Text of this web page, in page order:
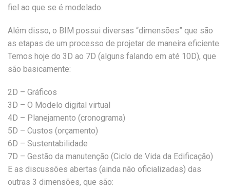
fiel ao que se é modelado.
Além disso, o BIM possui diversas “dimensões” que são
as etapas de um processo de projetar de maneira eficiente.
Temos hoje do 3D ao 7D (alguns falando em até 10D), que
são basicamente:
2D – Gráficos
3D – O Modelo digital virtual
4D – Planejamento (cronograma)
5D – Custos (orçamento)
6D – Sustentabilidade
7D – Gestão da manutenção (Ciclo de Vida da Edificação)
E as discussões abertas (ainda não oficializadas) das
outras 3 dimensões, que são: